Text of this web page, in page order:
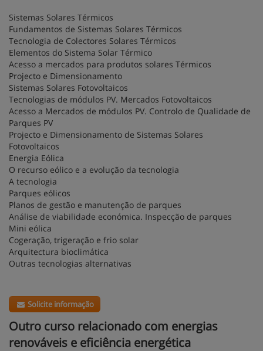
Sistemas Solares Térmicos
Fundamentos de Sistemas Solares Térmicos
Tecnologia de Colectores Solares Térmicos
Elementos do Sistema Solar Térmico
Acesso a mercados para produtos solares Térmicos
Projecto e Dimensionamento
Sistemas Solares Fotovoltaicos
Tecnologias de módulos PV. Mercados Fotovoltaicos
Acesso a Mercados de módulos PV. Controlo de Qualidade de
Parques PV
Projecto e Dimensionamento de Sistemas Solares
Fotovoltaicos
Energia Eólica
O recurso eólico e a evolução da tecnologia
A tecnologia
Parques eólicos
Planos de gestão e manutenção de parques
Análise de viabilidade económica. Inspecção de parques
Mini eólica
Cogeração, trigeração e frio solar
Arquitectura bioclimática
Outras tecnologias alternativas
Solicite informação
Outro curso relacionado com energias
renováveis e eficiência energética